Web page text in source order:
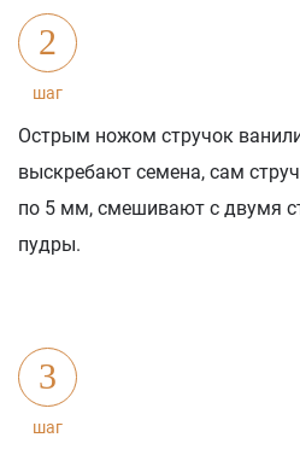
2
шаг
Острым ножом стручок
выскребают семена, сам
по 5 мм, смешивают с двумя
пудры.
3
шаг